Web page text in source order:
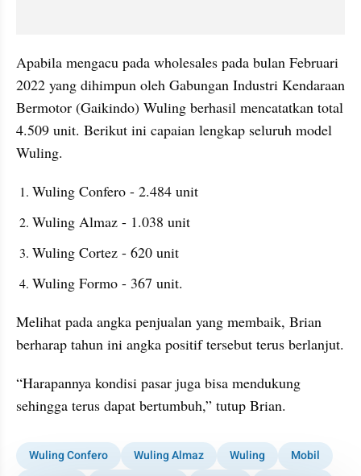
Apabila mengacu pada wholesales pada bulan Februari
2022 yang dihimpun oleh Gabungan Industri Kendaraan
Bermotor (Gaikindo) Wuling berhasil mencatatkan total
4.509 unit. Berikut ini capaian lengkap seluruh model
Wuling.
Wuling Confero - 2.484 unit
Wuling Almaz - 1.038 unit
Wuling Cortez - 620 unit
Wuling Formo - 367 unit.
Melihat pada angka penjualan yang membaik, Brian
berharap tahun ini angka positif tersebut terus berlanjut.
“Harapannya kondisi pasar juga bisa mendukung
sehingga terus dapat bertumbuh,” tutup Brian.
Wuling Confero Wuling Almaz Wuling
Mobil